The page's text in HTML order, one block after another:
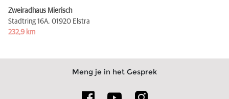
Zweiradhaus Mierisch
Stadtring 16A, 01920 Elstra
232,9 km
Meng je in het Gesprek